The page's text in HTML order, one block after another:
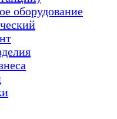
оборудование